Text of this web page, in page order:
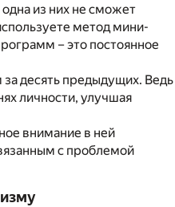
из них не сможет
метод мини-
– это постоянное
за десять предыдущих. Ведь
личности, улучшая
внимание в ней
с проблемой